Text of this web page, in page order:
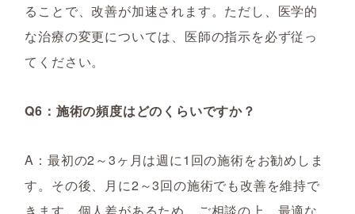
ることで、改善が加速されます。ただし、医学的
な治療の変更については、医師の指示を必ず従っ
てください。
Q6：施術の頻度はどのくらいですか？
A：最初の2～3ヶ月は週に1回の施術をお勧めしま
す。その後、月に2～3回の施術でも改善を維持で